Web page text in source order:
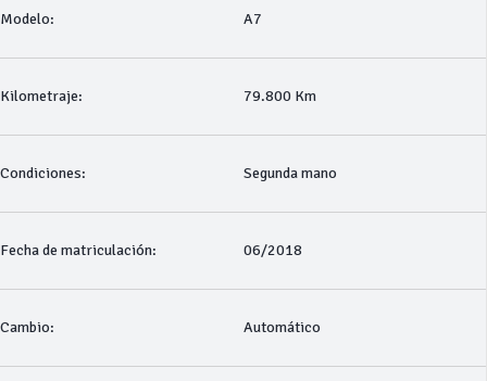
Modelo: A7
Kilometraje: 79.800 Km
Condiciones: Segunda mano
Fecha de matriculación: 06/2018
Cambio: Automático